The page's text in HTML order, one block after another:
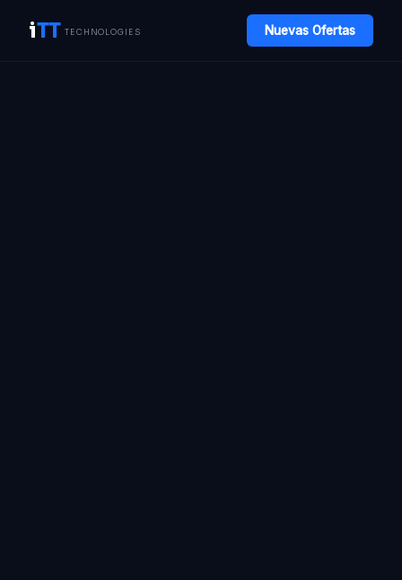
iTT TECHNOLOGIES Nuevas Ofertas